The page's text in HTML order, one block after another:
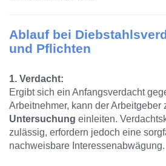
Ablauf bei
und Pflichten
1. Verdacht:
Ergibt sich ein Anfangsverdacht
Arbeitnehmer, kann der Arbeitgeber
Untersuchung einleiten.
zulässig, erfordern jedoch eine
nachweisbare Interessenabwägung.